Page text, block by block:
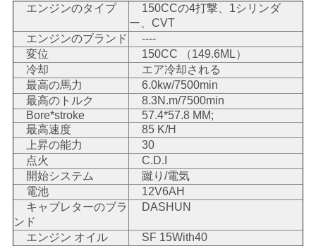
引
用
を
要
求
し
な
エンジンのタイプ
150CCの4打撃、1シリンダ
ー、CVT
エンジンのブランド
----
変位
150CC （149.6ML）
冷却
エア冷却される
最高の馬力
6.0kw/7500min
最高のトルク
8.3N.m/7500min
Bore*stroke
57.4*57.8 MM;
最高速度
85 K/H
上昇の能力
30
点火
C.D.I
開始システム
蹴り/電気
電池
12V6AH
キャブレターのブラ
ンド
DASHUN
エンジン オイル
SF 15With40